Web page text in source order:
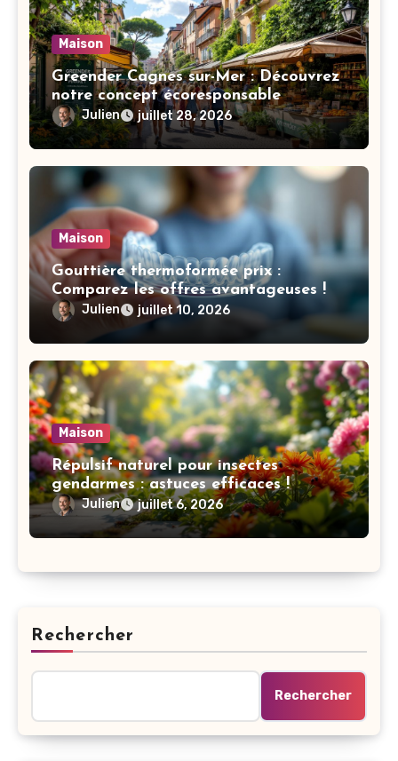
Maison
Greender Cagnes sur-Mer : Découvrez
notre concept écoresponsable
Julien juillet 28, 2026
Maison
Gouttière thermoformée prix :
Comparez les offres avantageuses !
Julien juillet 10, 2026
Maison
Répulsif naturel pour insectes
gendarmes : astuces efficaces !
Julien juillet 6, 2026
Rechercher
Rechercher